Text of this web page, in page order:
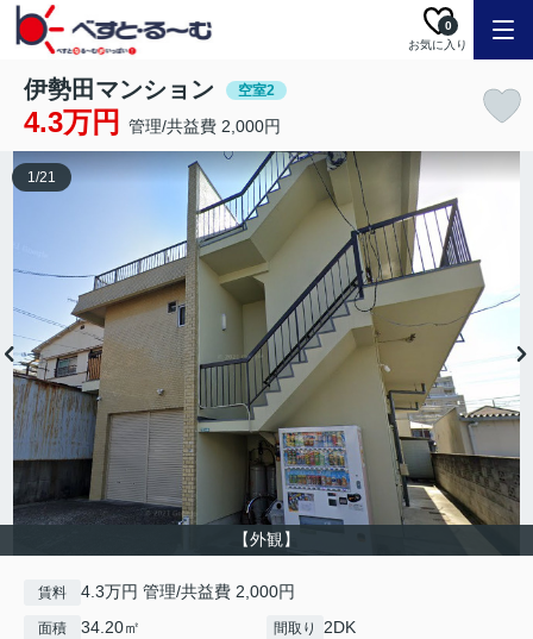
お気に入り
0
伊勢田マンション 空室2
4.3万円 管理/共益費 2,000円
【外観】
1/21
賃料 4.3万円 管理/共益費 2,000円
面積 34.20㎡ 間取り 2DK